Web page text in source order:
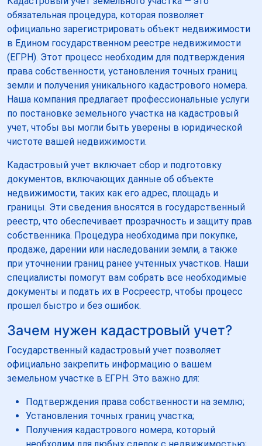
обязательная процедура, которая позволяет
официально зарегистрировать объект недвижимости
в Едином государственном реестре недвижимости
(ЕГРН). Этот процесс необходим для подтверждения
права собственности, установления точных границ
земли и получения уникального кадастрового номера.
Наша компания предлагает профессиональные услуги
по постановке земельного участка на кадастровый
учет, чтобы вы могли быть уверены в юридической
чистоте вашей недвижимости.
Кадастровый учет включает сбор и подготовку
документов, включающих данные об объекте
недвижимости, таких как его адрес, площадь и
границы. Эти сведения вносятся в государственный
реестр, что обеспечивает прозрачность и защиту прав
собственника. Процедура необходима при покупке,
продаже, дарении или наследовании земли, а также
при уточнении границ ранее учтенных участков. Наши
специалисты помогут вам собрать все необходимые
документы и подать их в Росреестр, чтобы процесс
прошел быстро и без ошибок.
Зачем нужен кадастровый учет?
Государственный кадастровый учет позволяет
официально закрепить информацию о вашем
земельном участке в ЕГРН. Это важно для:
Подтверждения права собственности на землю;
Установления точных границ участка;
Получения кадастрового номера, который
необходим для любых сделок с недвижимостью;